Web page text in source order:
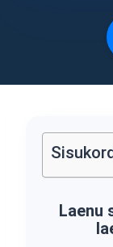
500 -
Laenu